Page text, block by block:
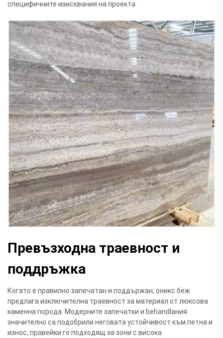
специфичните изисквания на проекта.
Превъзходна траевност и
поддръжка
Когато е правилно запечатан и поддържан, оникс беж
предлага изключителна траевност за материал от люксова
каменна порода. Модерните запечатки и behandlания
значително са подобрили неговата устойчивост към петна и
износ, правейки го подходящ за зони с висока